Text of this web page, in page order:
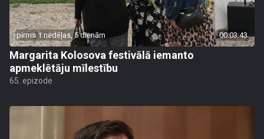
pirms 1 nedēļas, 5 dienām 00:03:43
Margarita Kolosova festivālā iemanto
apmeklētāju mīlestību
65. epizode